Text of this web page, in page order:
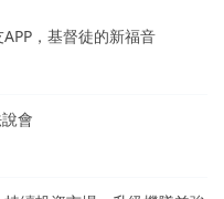
，基督徒的新福音
會